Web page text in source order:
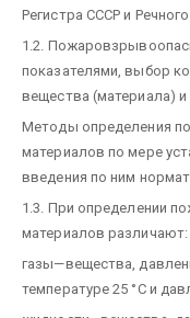
Регистра СССР и
1.2.
показателями, выбор
вещества (материала) и
Методы определения
материалов по мере
введения по ним
1.3. При определении
материалов различают:
газы—вещества,
температуре 25 °С и